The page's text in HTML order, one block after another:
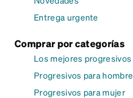
Entrega urgente
Comprar por categorías
Los mejores progresivos
Progresivos para hombre
Progresivos para mujer